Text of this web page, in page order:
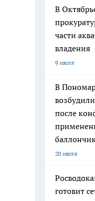
В
части
владения
9 июля
В
после
20 июля
готовит